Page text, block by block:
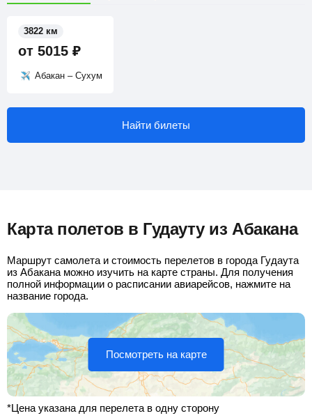
от 5015 ₽
Абакан – Сухум
3822 км
Найти билеты
Карта полетов в Гудауту из Абакана
Маршрут самолета и стоимость перелетов в города Гудаута
из Абакана можно изучить на карте страны. Для получения
полной информации о расписании авиарейсов, нажмите на
название города.
Посмотреть на карте
*Цена указана для перелета в одну сторону